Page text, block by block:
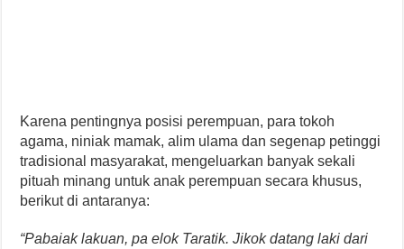
Karena pentingnya posisi perempuan, para tokoh
agama, niniak mamak, alim ulama dan segenap petinggi
tradisional masyarakat, mengeluarkan banyak sekali
pituah minang untuk anak perempuan secara khusus,
berikut di antaranya:
“Pabaiak lakuan, pa elok Taratik. Jikok datang laki dari